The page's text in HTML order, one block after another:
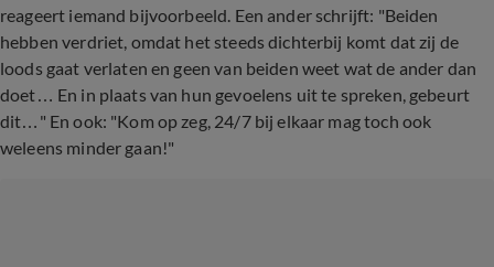
reageert iemand bijvoorbeeld. Een ander schrijft: "Beiden
hebben verdriet, omdat het steeds dichterbij komt dat zij de
loods gaat verlaten en geen van beiden weet wat de ander dan
doet… En in plaats van hun gevoelens uit te spreken, gebeurt
dit…" En ook: "Kom op zeg, 24/7 bij elkaar mag toch ook
weleens minder gaan!"